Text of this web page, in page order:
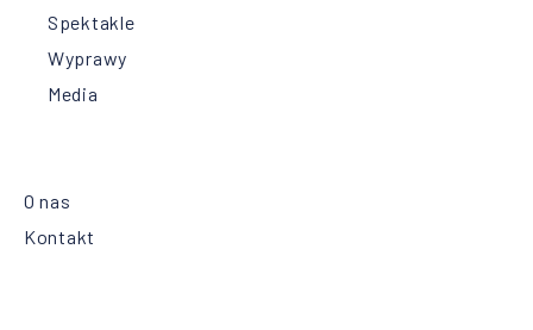
Spektakle
Wyprawy
Media
O nas
Kontakt